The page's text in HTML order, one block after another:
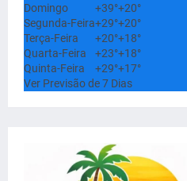
Domingo
+39°+20°
Segunda-Feira+29°+20°
Terça-Feira
+20°+18°
Quarta-Feira
+23°+18°
Quinta-Feira
+29°+17°
Ver Previsão de 7 Dias